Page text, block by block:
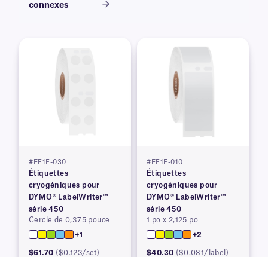
connexes
#EF1F-030
Étiquettes
cryogéniques pour
DYMO® LabelWriter™
série 450
Cercle de 0,375 pouce
+1
$61.70 ($0.123/set)
#EF1F-010
Étiquettes
cryogéniques pour
DYMO® LabelWriter™
série 450
1 po x 2,125 po
+2
$40.30 ($0.081/label)